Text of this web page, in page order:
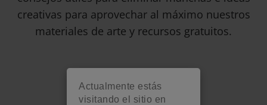
Actualmente estás
visitando el sitio en
creativas para aprovechar al máximo nuestros
materiales de arte y recursos gratuitos.